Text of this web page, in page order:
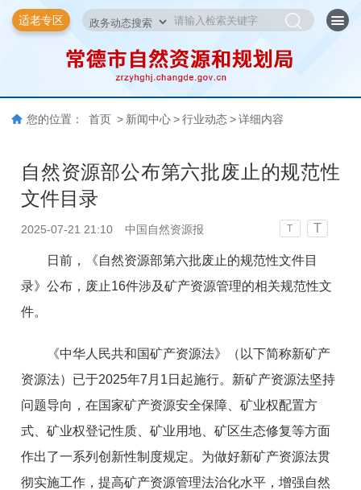
适老专区
您的位置： 首页 > 新闻中心 > 行业动态 > 详细内容
自然资源部公布第六批废止的规范性
文件目录
2025-07-21 21:10 中国自然资源报 T T
日前，《自然资源部第六批废止的规范性文件目
录》公布，废止16件涉及矿产资源管理的相关规范性文
件。
《中华人民共和国矿产资源法》（以下简称新矿产
资源法）已于2025年7月1日起施行。新矿产资源法坚持
问题导向，在国家矿产资源安全保障、矿业权配置方
式、矿业权登记性质、矿业用地、矿区生态修复等方面
作出了一系列创新性制度规定。为做好新矿产资源法贯
彻实施工作，提高矿产资源管理法治化水平，增强自然